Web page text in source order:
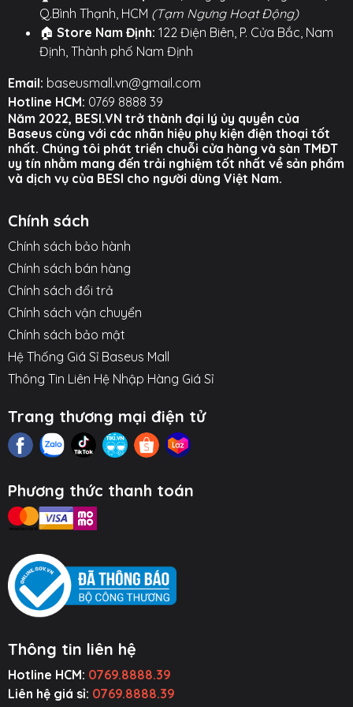
Kiện Ô Tô
Thiết Bị Âm
Thanh
Tiện Ích Thông
Minh
0.3m, phù hợp sạc nhanh cho hầu hết
smartphone Android hiện nay
Lợi ích
Đảm bảo nguồn năng lượng dự phòng cho thiết
bị trong những tình huống khẩn cấp
Sạc nhanh tiết kiệm thời gian, không gián đoạn
công việc hay giải trí
Màn hình hiển thị pin giúp dễ dàng quản lý thời
lượng sử dụng
trong balo, túi xách
Phù hợp với nhiều loại thiết bị từ điện thoại, tai
nghe đến loa Bluetooth và các phụ kiện số khác
Baseus Star-Lord 10000mAh 22.5W là giải pháp pin
sạc dự phòng lý tưởng cho người dùng năng động.
Thiết kế hiện đại, sạc nhanh hiệu quả và màn hình hiển
thị thông minh giúp sản phẩm trở thành phụ kiện
không thể thiếu trong cuộc sống công nghệ hàng
ngày.
Hình ảnh sản phẩm
Q.Bình Thạnh, HCM (Tạm Ngưng Hoạt Động)
🏠 Store Nam Định: 122 Điện Biên, P. Cửa Bắc, Nam
Định, Thành phố Nam Định
Email: baseusmall.vn@gmail.com
Hotline HCM: 0769 8888 39
Năm 2022, BESI.VN trở thành đại lý ủy quyền của
Baseus cùng với các nhãn hiệu phụ kiện điện thoại tốt
nhất. Chúng tôi phát triển chuỗi cửa hàng và sàn TMĐT
uy tín nhằm mang đến trải nghiệm tốt nhất về sản phẩm
và dịch vụ của BESI cho người dùng Việt Nam.
Chính sách
Chính sách bảo hành
Chính sách bán hàng
Chính sách đổi trả
Chính sách vận chuyển
Chính sách bảo mật
Hệ Thống Giá Sỉ Baseus Mall
Thông Tin Liên Hệ Nhập Hàng Giá Sỉ
Trang thương mại điện tử
Phương thức thanh toán
Thông tin liên hệ
Hotline HCM: 0769.8888.39
Liên hệ giá sỉ: 0769.8888.39